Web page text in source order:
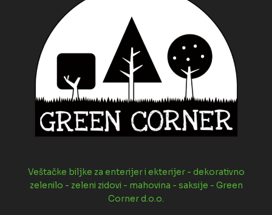
Veštačke biljke za enterijer i ekterijer - dekorativno
zelenilo - zeleni zidovi - mahovina - saksije - Green
Corner d.o.o.